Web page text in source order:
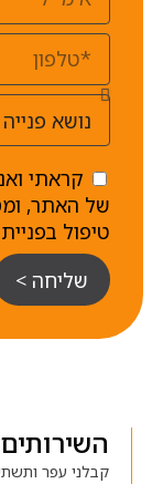
קראתי
של האתר,
טיפול
שליחה >
השירותים
קבלני עפר ותשתית